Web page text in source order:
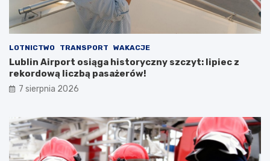
u
LOTNICTWO TRANSPORT WAKACJE
Lublin Airport osiąga historyczny szczyt: lipiec z
rekordową liczbą pasażerów!
7 sierpnia 2026